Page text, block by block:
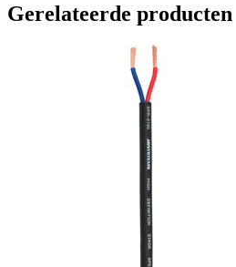
Gerelateerde producten